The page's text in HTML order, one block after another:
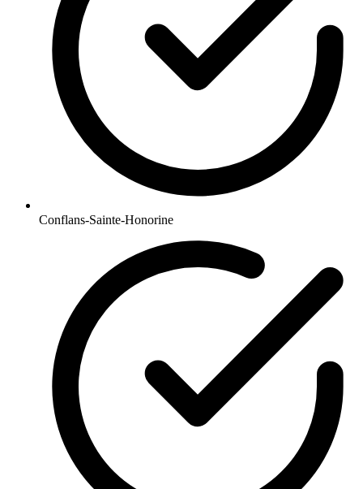
Conflans-Sainte-Honorine